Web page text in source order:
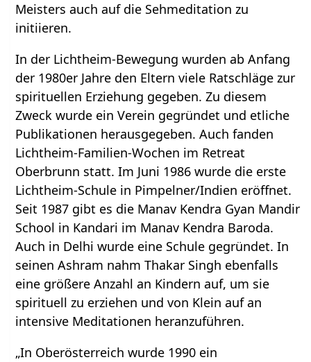
Meisters auch auf die Sehmeditation zu
initiieren.
In der Lichtheim-Bewegung wurden ab Anfang
der 1980er Jahre den Eltern viele Ratschläge zur
spirituellen Erziehung gegeben. Zu diesem
Zweck wurde ein Verein gegründet und etliche
Publikationen herausgegeben. Auch fanden
Lichtheim-Familien-Wochen im Retreat
Oberbrunn statt. Im Juni 1986 wurde die erste
Lichtheim-Schule in Pimpelner/Indien eröffnet.
Seit 1987 gibt es die Manav Kendra Gyan Mandir
School in Kandari im Manav Kendra Baroda.
Auch in Delhi wurde eine Schule gegründet. In
seinen Ashram nahm Thakar Singh ebenfalls
eine größere Anzahl an Kindern auf, um sie
spirituell zu erziehen und von Klein auf an
intensive Meditationen heranzuführen.
„In Oberösterreich wurde 1990 ein